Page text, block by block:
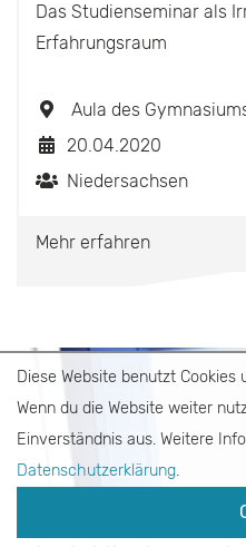
Das Studienseminar als
Erfahrungsraum
Aula des Gymnasiums Limmer
20.04.2020
Niedersachsen
Mehr erfahren
Diese Website benutzt
Wenn du die Website weiter
Einverständnis aus. Weitere
Datenschutzerklärung.